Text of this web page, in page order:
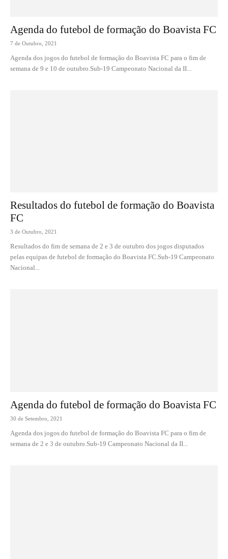
Agenda do futebol de formação do Boavista FC
7 de Outubro, 2021
Agenda dos jogos do futebol de formação do Boavista FC para o fim de
semana de 9 e 10 de outubro.Sub-19 Campeonato Nacional da II...
Resultados do futebol de formação do Boavista
FC
3 de Outubro, 2021
Resultados do fim de semana de 2 e 3 de outubro dos jogos disputados
pelas equipas de futebol de formação do Boavista FC.Sub-19 Campeonato
Nacional...
Agenda do futebol de formação do Boavista FC
30 de Setembro, 2021
Agenda dos jogos do futebol de formação do Boavista FC para o fim de
semana de 2 e 3 de outubro.Sub-19 Campeonato Nacional da II...